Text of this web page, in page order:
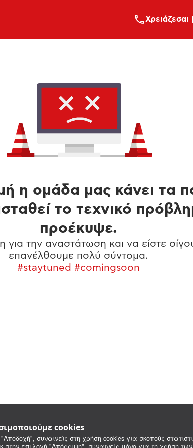
cookies
συναινείς στη χρήση cookies για σκοπούς
Xρειάζεσαι
η ομάδα μας κάνει τα
το τεχνικό
προέκυψε.
την αναστάτωση και να είστε
επανέλθουμε πολύ σύντομα.
#staytuned #comingsoon